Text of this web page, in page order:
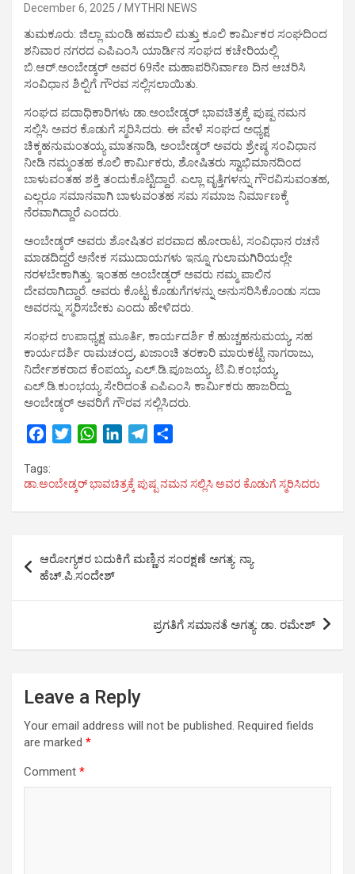
December 6, 2025 MYTHRI NEWS
ತುಮಕೂರು: ಜಿಲ್ಲಾ ಮಂಡಿ ಹಮಾಲಿ ಮತ್ತು ಕೂಲಿ ಕಾರ್ಮಿಕರ ಸಂಘದಿಂದ
ಶನಿವಾರ ನಗರದ ಎಪಿಎಂಸಿ ಯಾರ್ಡಿನ ಸಂಘದ ಕಚೇರಿಯಲ್ಲಿ
ಬಿ.ಆರ್.ಅಂಬೇಡ್ಕರ್ ಅವರ 69ನೇ ಮಹಾಪರಿನಿರ್ವಾಣ ದಿನ ಆಚರಿಸಿ
ಸಂವಿಧಾನ ಶಿಲ್ಪಿಗೆ ಗೌರವ ಸಲ್ಲಿಸಲಾಯಿತು.
ಸಂಘದ ಪದಾಧಿಕಾರಿಗಳು ಡಾ.ಅಂಬೇಡ್ಕರ್ ಭಾವಚಿತ್ರಕ್ಕೆ ಪುಷ್ಪ ನಮನ
ಸಲ್ಲಿಸಿ ಅವರ ಕೊಡುಗೆ ಸ್ಮರಿಸಿದರು. ಈ ವೇಳೆ ಸಂಘದ ಅಧ್ಯಕ್ಷ
ಚಿಕ್ಕಹನುಮಂತಯ್ಯ ಮಾತನಾಡಿ, ಅಂಬೇಡ್ಕರ್ ಅವರು ಶ್ರೇಷ್ಠ ಸಂವಿಧಾನ
ನೀಡಿ ನಮ್ಮಂತಹ ಕೂಲಿ ಕಾರ್ಮಿಕರು, ಶೋಷಿತರು ಸ್ವಾಭಿಮಾನದಿಂದ
ಬಾಳುವಂತಹ ಶಕ್ತಿ ತಂದುಕೊಟ್ಟಿದ್ದಾರೆ. ಎಲ್ಲಾ ವೃತ್ತಿಗಳನ್ನು ಗೌರವಿಸುವಂತಹ,
ಎಲ್ಲರೂ ಸಮಾನವಾಗಿ ಬಾಳುವಂತಹ ಸಮ ಸಮಾಜ ನಿರ್ಮಾಣಕ್ಕೆ
ನೆರವಾಗಿದ್ದಾರೆ ಎಂದರು.
ಅಂಬೇಡ್ಕರ್ ಅವರು ಶೋಷಿತರ ಪರವಾದ ಹೋರಾಟ, ಸಂವಿಧಾನ ರಚನೆ
ಮಾಡದಿದ್ದರೆ ಅನೇಕ ಸಮುದಾಯಗಳು ಇನ್ನೂ ಗುಲಾಮಗಿರಿಯಲ್ಲೇ
ನರಳಬೇಕಾಗಿತ್ತು. ಇಂತಹ ಅಂಬೇಡ್ಕರ್ ಅವರು ನಮ್ಮ ಪಾಲಿನ
ದೇವರಾಗಿದ್ದಾರೆ. ಅವರು ಕೊಟ್ಟ ಕೊಡುಗೆಗಳನ್ನು ಅನುಸರಿಸಿಕೊಂಡು ಸದಾ
ಅವರನ್ನು ಸ್ಮರಿಸಬೇಕು ಎಂದು ಹೇಳಿದರು.
ಸಂಘದ ಉಪಾಧ್ಯಕ್ಷ ಮೂರ್ತಿ, ಕಾರ್ಯದರ್ಶಿ ಕೆ.ಹುಚ್ಚಹನುಮಯ್ಯ, ಸಹ
ಕಾರ್ಯದರ್ಶಿ ರಾಮಚಂದ್ರ, ಖಜಾಂಚಿ ತರಕಾರಿ ಮಾರುಕಟ್ಟೆ ನಾಗರಾಜು,
ನಿರ್ದೇಶಕರಾದ ಕೆಂಪಯ್ಯ, ಎಲ್.ಡಿ.ಪೂಜಯ್ಯ, ಟಿ.ವಿ.ಕಂಭಯ್ಯ,
ಎಲ್.ಡಿ.ಕುಂಭಯ್ಯ ಸೇರಿದಂತೆ ಎಪಿಎಂಸಿ ಕಾರ್ಮಿಕರು ಹಾಜರಿದ್ದು
ಅಂಬೇಡ್ಕರ್ ಅವರಿಗೆ ಗೌರವ ಸಲ್ಲಿಸಿದರು.
c
e
b
k
t
t
W
t
s
p
k
e
n
e
g
m
r
e
Tags:
ಡಾ.ಅಂಬೇಡ್ಕರ್ ಭಾವಚಿತ್ರಕ್ಕೆ ಪುಷ್ಪ ನಮನ ಸಲ್ಲಿಸಿ ಅವರ ಕೊಡುಗೆ ಸ್ಮರಿಸಿದರು
navigation
ಆರೋಗ್ಯಕರ ಬದುಕಿಗೆ ಮಣ್ಣಿನ ಸಂರಕ್ಷಣೆ ಅಗತ್ಯ: ನ್ಯಾ.
ಹೆಚ್.ಪಿ.ಸಂದೇಶ್
ಪ್ರಗತಿಗೆ ಸಮಾನತೆ ಅಗತ್ಯ: ಡಾ. ರಮೇಶ್
Leave a Reply
Your email address will not be published. Required fields
are marked *
Comment *